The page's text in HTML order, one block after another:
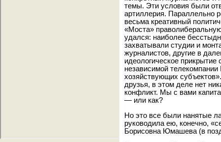
темы. Эти условия были
артиллерия. Параллельно
весьма креативный
«Моста»
удался: наиболее
захватывали студии и
журналистов, другие в
идеологическое
независимой
хозяйствующих
друзья, в этом деле нет
конфликт. Мы с вами
— или как?
Но это все были нанятые
руководила ею, конечно,
Борисовна Юмашева (в